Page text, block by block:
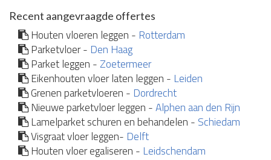
Recent aangevraagde offertes
Houten vloeren leggen - Rotterdam
Parketvloer - Den Haag
Parket leggen -Zoetermeer
Eikenhouten vloer laten leggen - Leiden
Grenen parketvloeren - Dordrecht
Nieuwe parketvloer leggen -Alphen aan den Rijn
Lamelparket schuren en behandelen - Schiedam
Visgraat vloer leggen- Delft
Houten vloer egaliseren - Leidschendam